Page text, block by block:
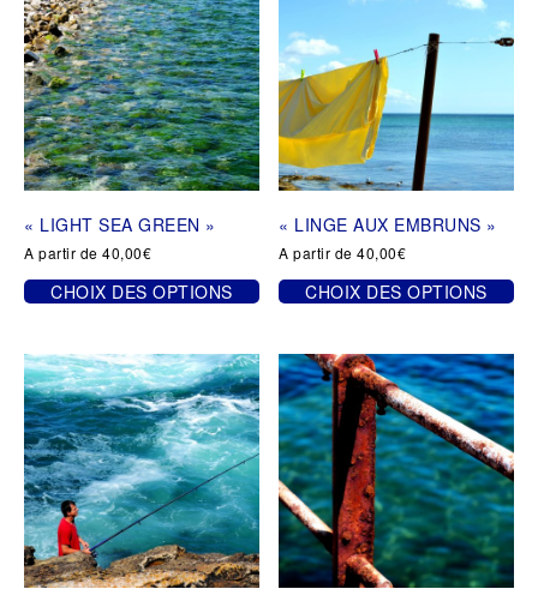
« LIGHT SEA GREEN »
A partir de 40,00€
CHOIX DES OPTIONS
a
plusieurs
variations.
Les
options
peuvent
être
choisies
sur
la
« LINGE AUX EMBRUNS »
A partir de40,00€
CHOIX DES OPTIONS
a
plusieurs
variations.
Les
options
peuvent
être
choisies
sur
la